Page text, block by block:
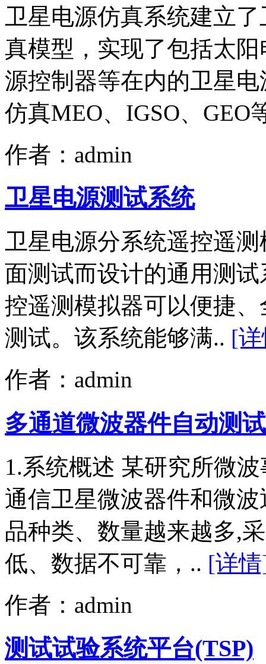
卫星电源仿真系统建立
真模型，实现了包括太
源控制器等在内的卫星
仿真MEO、IGSO、GEO
作者：admin
卫星电源测试系统
卫星电源分系统遥控遥
面测试而设计的通用测
控遥测模拟器可以便捷
测试。该系统能够满.. [
作者：admin
多通道微波器件自动测
1.系统概述 某研究所微
通信卫星微波器件和微
品种类、数量越来越多,
低、数据不可靠，.. [详
作者：admin
测试试验系统平台(TSP)